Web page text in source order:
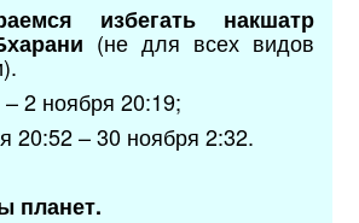
избегать накшатр
(не для всех видов
2 ноября 20:19;
20:52 – 30 ноября 2:32.
планет.